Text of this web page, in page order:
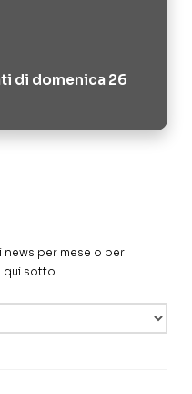
di domenica 26
per mese o per
qui sotto.